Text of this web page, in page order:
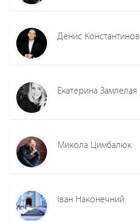
Денис Константинов
Екатерина Замлелая
Микола Цимбалюк
Іван Наконечний